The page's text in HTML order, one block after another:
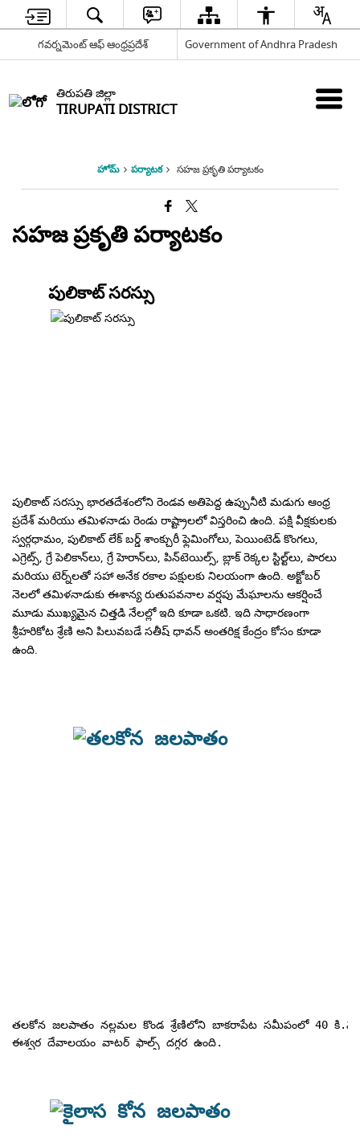
గవర్నమెంట్ ఆఫ్ ఆంధ్రప్రదేశ్ Government of Andhra Pradesh
తిరుపతి జిల్లా
TIRUPATI DISTRICT
హోమ్ పర్యాటక సహజ ప్రకృతి పర్యాటకం
సహజ ప్రకృతి పర్యాటకం
పులికాట్ సరస్సు
పులికాట్ సరస్సు భారతదేశంలోని రెండవ అతిపెద్ద ఉప్పునీటి మడుగు ఆంధ్ర
ప్రదేశ్ మరియు తమిళనాడు రెండు రాష్ట్రాలలో విస్తరించి ఉంది. పక్షి వీక్షకులకు
స్వర్గధామం, పులికాట్ లేక్ బర్డ్ శాంక్చురీ ఫ్లెమింగోలు, పెయింటెడ్ కొంగలు,
ఎగ్రెట్స్, గ్రే పెలికాన్‌లు, గ్రే హెరాన్‌లు, పిన్‌టెయిల్స్, బ్లాక్ రెక్కల స్టిల్ట్‌లు, పారలు
మరియు టెర్న్‌లతో సహా అనేక రకాల పక్షులకు నిలయంగా ఉంది. అక్టోబర్
నెలలో తమిళనాడుకు ఈశాన్య రుతుపవనాల వర్షపు మేఘాలను ఆకర్షించే
మూడు ముఖ్యమైన చిత్తడి నేలల్లో ఇది కూడా ఒకటి. ఇది సాధారణంగా
శ్రీహరికోట శ్రేణి అని పిలువబడే సతీష్ ధావన్ అంతరిక్ష కేంద్రం కోసం కూడా
ఉంది.
తలకోన జలపాతం నల్లమల కొండ శ్రేణిలోని బాకరాపేట సమీపంలో 40 కి.మీ.
ఈశ్వర దేవాలయం వాటర్ ఫాల్స్ దగ్గర ఉంది.